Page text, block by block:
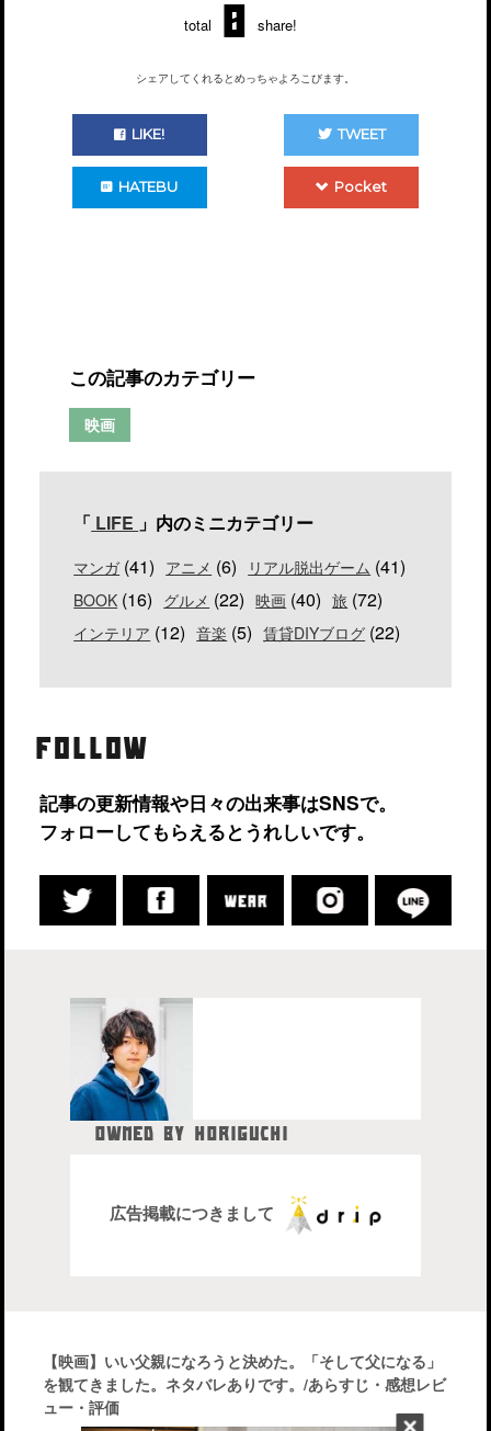
total 0 share!
シェアしてくれるとめっちゃよろこびます。
LIKE! TWEET
HATEBU Pocket
この記事のカテゴリー
映画
「 LIFE 」内のミニカテゴリー
マンガ(41) アニメ (6) リアル脱出ゲーム (41)
BOOK (16) グルメ (22) 映画 (40) 旅 (72)
インテリア (12) 音楽 (5) 賃貸DIYブログ (22)
FOLLOW
記事の更新情報や日々の出来事はSNSで。
フォローしてもらえるとうれしいです。
OWNED BY HORIGUCHI
株式会社drip代表取締役社長
広告掲載につきまして
【映画】いい父親になろうと決めた。「そして父になる」
を観てきました。ネタバレありです。/あらすじ・感想レビ
ュー・評価